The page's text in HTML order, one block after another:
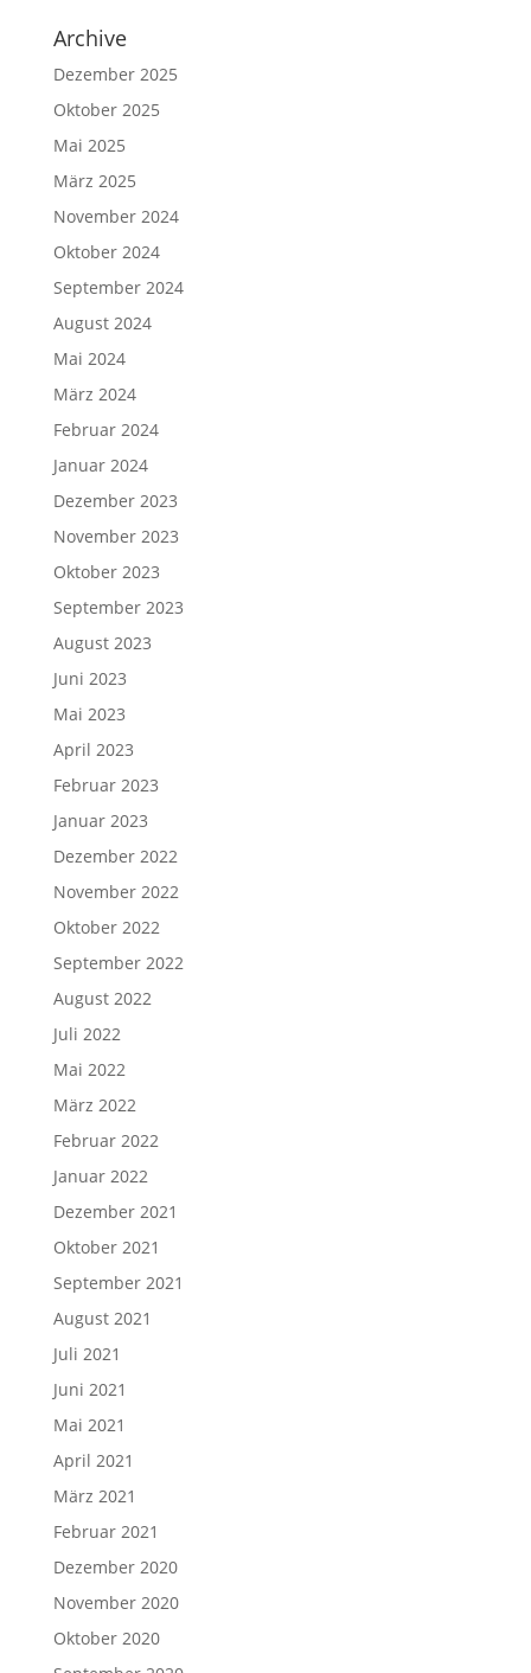
Archive
Dezember 2025
Oktober 2025
Mai 2025
März 2025
November 2024
Oktober 2024
September 2024
August 2024
Mai 2024
März 2024
Februar 2024
Januar 2024
Dezember 2023
November 2023
Oktober 2023
September 2023
August 2023
Juni 2023
Mai 2023
April 2023
Februar 2023
Januar 2023
Dezember 2022
November 2022
Oktober 2022
September 2022
August 2022
Juli 2022
Mai 2022
März 2022
Februar 2022
Januar 2022
Dezember 2021
Oktober 2021
September 2021
August 2021
Juli 2021
Juni 2021
Mai 2021
April 2021
März 2021
Februar 2021
Dezember 2020
November 2020
Oktober 2020